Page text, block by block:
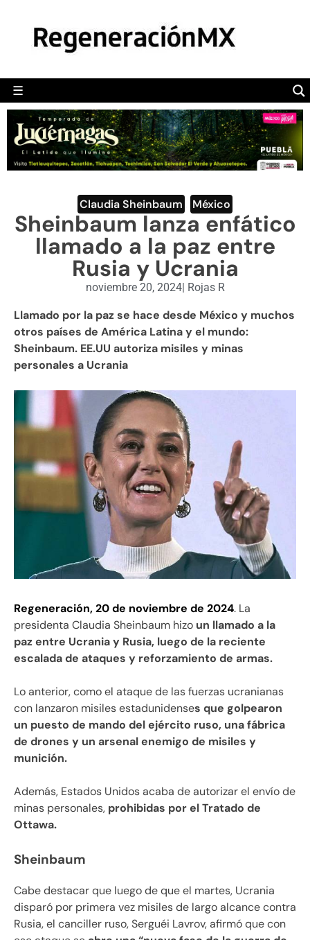
☰
POLÍTICA
CAMALEÓN
OPINIÓN
DEPORTES
ENGLISH SECTION
VIDEOS
Claudia Sheinbaum México
Sheinbaum lanza enfático
llamado a la paz entre
Rusia y Ucrania
noviembre 20, 2024| Rojas R
Llamado por la paz se hace desde México y muchos
otros países de América Latina y el mundo:
Sheinbaum. EE.UU autoriza misiles y minas
personales a Ucrania
Regeneración, 20 de noviembre de 2024. La
presidenta Claudia Sheinbaum hizo un llamado a la
paz entre Ucrania y Rusia, luego de la reciente
escalada de ataques y reforzamiento de armas.
Lo anterior, como el ataque de las fuerzas ucranianas
con lanzaron misiles estadunidenses que golpearon
un puesto de mando del ejército ruso, una fábrica
de drones y un arsenal enemigo de misiles y
munición.
Además, Estados Unidos acaba de autorizar el envío de
minas personales, prohibidas por el Tratado de
Ottawa.
Sheinbaum
Cabe destacar que luego de que el martes, Ucrania
disparó por primera vez misiles de largo alcance contra
Rusia, el canciller ruso, Serguéi Lavrov, afirmó que con